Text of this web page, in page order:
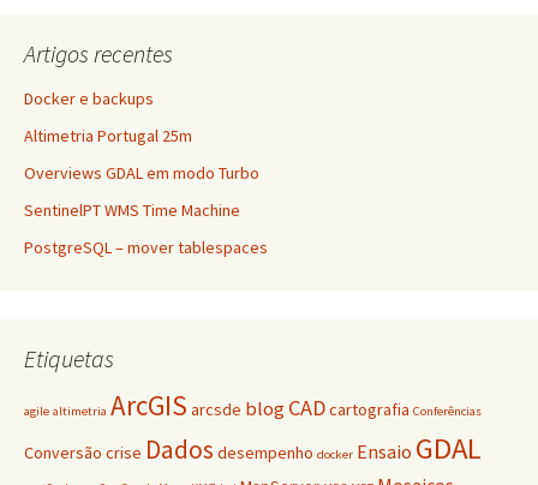
Artigos recentes
Docker e backups
Altimetria Portugal 25m
Overviews GDAL em modo Turbo
SentinelPT WMS Time Machine
PostgreSQL – mover tablespaces
Etiquetas
agile altimetria ArcGIS arcsde blog CADcartografia Conferências
Conversão crise Dados desempenho docker Ensaio GDAL